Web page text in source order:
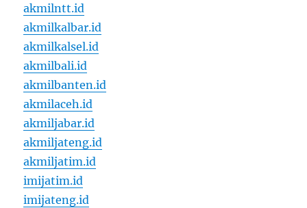
akmilntt.id
akmilkalbar.id
akmilkalsel.id
akmilbali.id
akmilbanten.id
akmilaceh.id
akmiljabar.id
akmiljateng.id
akmiljatim.id
imijatim.id
imijateng.id